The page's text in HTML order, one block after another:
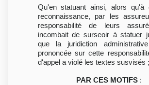
Qu'en statuant ainsi, alors qu'à
reconnaissance, par les
responsabilité de leurs
incombait de surseoir à statuer
que la juridiction
prononcée sur cette
d'appel a violé les textes susvisés ;
PAR CES MOTIFS: